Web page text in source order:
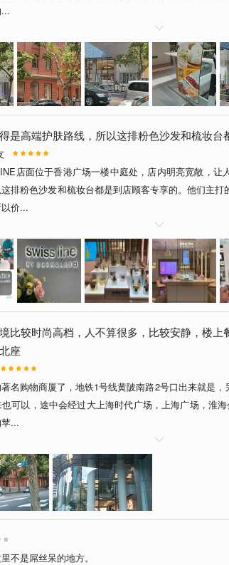

是高端护肤路线，所以这排粉色沙发和梳妆台
店面位于香港广场一楼中庭处，店内明亮宽敞，让
排粉色沙发和梳妆台都是到店顾客专享的。他们主
价...

比较时尚高档，人不算很多，比较安静，楼上
座
名购物商厦了，地铁1号线黄陂南路2号口出来就是
可以，途中会经过大上海时代广场，上海广场，淮
...

不是屌丝呆的地方。